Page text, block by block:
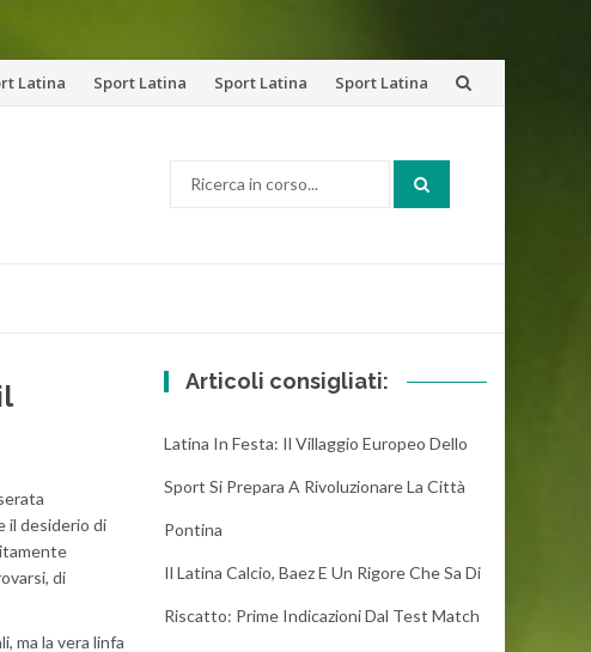
Latina Sport Latina Sport Latina Sport Latina
il desiderio di
di
ma la vera linfa
Articoli consigliati:
Latina In Festa: Il Villaggio Europeo Dello
Sport Si Prepara A Rivoluzionare La Città
Pontina
Il Latina Calcio, Baez E Un Rigore Che Sa Di
Riscatto: Prime Indicazioni Dal Test Match